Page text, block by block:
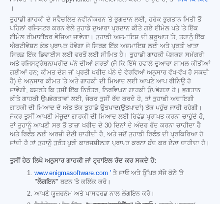
।
ਤੁਹਾਡੀ ਗਾਹਕੀ ਦੇ ਸਵੈਚਲਿਤ ਨਵੀਨੀਕਰਨ 'ਤੇ ਭੁਗਤਾਨ ਲਈ, ਹਰੇਕ ਭੁਗਤਾਨ ਮਿਤੀ ਤੋਂ
ਪਹਿਲਾਂ ਰਜਿਸਟਰ ਕਰਨ ਵੇਲੇ ਤੁਹਾਡੇ ਦੁਆਰਾ ਪ੍ਰਦਾਨ ਕੀਤੇ ਗਏ ਈਮੇਲ ਪਤੇ 'ਤੇ ਇੱਕ
ਈਮੇਲ ਰੀਮਾਈਂਡਰ ਭੇਜਿਆ ਜਾਵੇਗਾ। ਤੁਹਾਡੀ ਅਜ਼ਮਾਇਸ਼ ਦੀ ਸ਼ੁਰੂਆਤ 'ਤੇ, ਤੁਹਾਨੂੰ ਇੱਕ
ਐਕਟੀਵੇਸ਼ਨ ਕੋਡ ਪ੍ਰਾਪਤ ਹੋਵੇਗਾ ਜੋ ਸਿਰਫ਼ ਇੱਕ ਅਜ਼ਮਾਇਸ਼ ਲਈ ਅਤੇ ਪ੍ਰਤੀ ਖਾਤਾ
ਸਿਰਫ਼ ਇੱਕ ਡਿਵਾਈਸ ਲਈ ਵਰਤੋਂ ਲਈ ਸੀਮਿਤ ਹੈ। ਤੁਹਾਡੀ ਗਾਹਕੀ ਪੇਸ਼ਕਸ਼ ਸਮੱਗਰੀ
ਅਤੇ ਰਜਿਸਟ੍ਰੇਸ਼ਨ/ਖਰੀਦ ਪੰਨੇ ਦੀਆਂ ਸ਼ਰਤਾਂ (ਜੋ ਕਿ ਇੱਥੇ ਹਵਾਲੇ ਦੁਆਰਾ ਸ਼ਾਮਲ ਕੀਤੀਆਂ
ਗਈਆਂ ਹਨ; ਕੀਮਤ ਦੇਸ਼ ਜਾਂ ਪ੍ਰਤੀ ਖਰੀਦ ਪੰਨੇ ਦੇ ਵੇਰਵਿਆਂ ਅਨੁਸਾਰ ਵੱਖ-ਵੱਖ ਹੋ ਸਕਦੀ
ਹੈ) ਦੇ ਅਨੁਸਾਰ ਕੀਮਤ 'ਤੇ ਅਤੇ ਗਾਹਕੀ ਦੀ ਮਿਆਦ ਲਈ ਆਪਣੇ ਆਪ ਰੀਨਿਊ ਹੋ
ਜਾਵੇਗੀ, ਬਸ਼ਰਤੇ ਕਿ ਤੁਸੀਂ ਇੱਕ ਨਿਰੰਤਰ, ਨਿਰਵਿਘਨ ਗਾਹਕੀ ਉਪਭੋਗਤਾ ਹੋ। ਭੁਗਤਾਨ
ਕੀਤੇ ਗਾਹਕੀ ਉਪਭੋਗਤਾਵਾਂ ਲਈ, ਜੇਕਰ ਤੁਸੀਂ ਰੱਦ ਕਰਦੇ ਹੋ, ਤਾਂ ਤੁਹਾਡੀ ਅਦਾਇਗੀ
ਗਾਹਕੀ ਦੀ ਮਿਆਦ ਦੇ ਅੰਤ ਤੱਕ ਤੁਹਾਡੇ ਉਤਪਾਦ(ਉਤਪਾਦਾਂ) ਤੱਕ ਪਹੁੰਚ ਜਾਰੀ ਰਹੇਗੀ।
ਜੇਕਰ ਤੁਸੀਂ ਆਪਣੀ ਮੌਜੂਦਾ ਗਾਹਕੀ ਦੀ ਮਿਆਦ ਲਈ ਰਿਫੰਡ ਪ੍ਰਾਪਤ ਕਰਨਾ ਚਾਹੁੰਦੇ ਹੋ,
ਤਾਂ ਤੁਹਾਨੂੰ ਆਪਣੀ ਸਭ ਤੋਂ ਤਾਜ਼ਾ ਖਰੀਦ ਦੇ 30 ਦਿਨਾਂ ਦੇ ਅੰਦਰ ਰੱਦ ਕਰਨਾ ਚਾਹੀਦਾ ਹੈ
ਅਤੇ ਰਿਫੰਡ ਲਈ ਅਰਜ਼ੀ ਦੇਣੀ ਚਾਹੀਦੀ ਹੈ, ਅਤੇ ਜਦੋਂ ਤੁਹਾਡੀ ਰਿਫੰਡ ਦੀ ਪ੍ਰਕਿਰਿਆ ਹੋ
ਜਾਂਦੀ ਹੈ ਤਾਂ ਤੁਹਾਨੂੰ ਤੁਰੰਤ ਪੂਰੀ ਕਾਰਜਸ਼ੀਲਤਾ ਪ੍ਰਾਪਤ ਕਰਨਾ ਬੰਦ ਕਰ ਦੇਣਾ ਚਾਹੀਦਾ ਹੈ।
ਤੁਸੀਂ ਹੇਠ ਲਿਖੇ ਅਨੁਸਾਰ ਗਾਹਕੀ ਜਾਂ ਟ੍ਰਾਇਲ ਰੱਦ ਕਰ ਸਕਦੇ ਹੋ:
www.enigmasoftware.com ' ਤੇ ਜਾਓ ਅਤੇ ਉੱਪਰ ਸੱਜੇ ਕੋਨੇ 'ਤੇ
"ਲੌਗਇਨ" ਬਟਨ 'ਤੇ ਕਲਿੱਕ ਕਰੋ।
ਆਪਣੇ ਯੂਜ਼ਰਨੇਮ ਅਤੇ ਪਾਸਵਰਡ ਨਾਲ ਲੌਗਇਨ ਕਰੋ।